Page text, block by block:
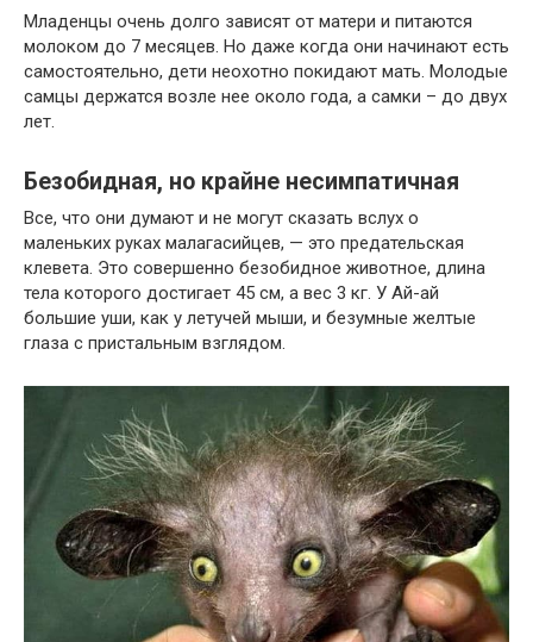
Младенцы очень долго зависят от матери и питаются
молоком до 7 месяцев. Но даже когда они начинают есть
самостоятельно, дети неохотно покидают мать. Молодые
самцы держатся возле нее около года, а самки – до двух
лет.
Безобидная, но крайне несимпатичная
Все, что они думают и не могут сказать вслух о
маленьких руках малагасийцев, — это предательская
клевета. Это совершенно безобидное животное, длина
тела которого достигает 45 см, а вес 3 кг. У Ай-ай
большие уши, как у летучей мыши, и безумные желтые
глаза с пристальным взглядом.